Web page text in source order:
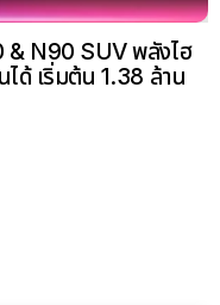
& N90 SUV พลังไฮ
ได้ เริ่มต้น 1.38 ล้าน